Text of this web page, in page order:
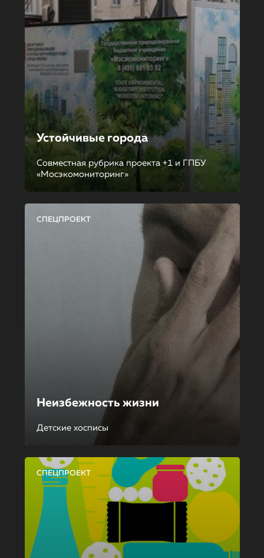
Устойчивые города
Совместная рубрика проекта +1 и ГПБУ
«Мосэкомониторинг»
СПЕЦПРОЕКТ
Неизбежность жизни
Детские хосписы
СПЕЦПРОЕКТ